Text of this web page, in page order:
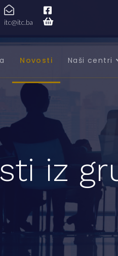
itc@itc.ba
Novosti Naši centri
iz